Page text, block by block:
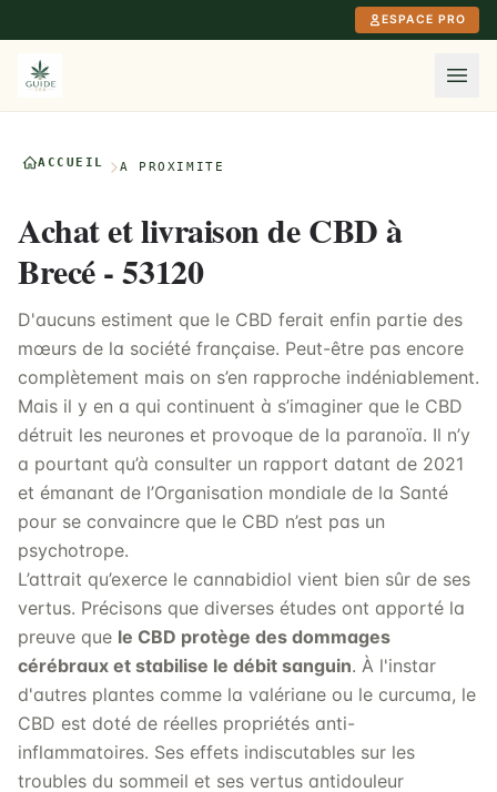
ESPACE PRO
ACCUEIL À PROXIMITÉ
Achat et livraison de CBD à
Brecé - 53120
D'aucuns estiment que le CBD ferait enfin partie des
mœurs de la société française. Peut-être pas encore
complètement mais on s’en rapproche indéniablement.
Mais il y en a qui continuent à s’imaginer que le CBD
détruit les neurones et provoque de la paranoïa. Il n’y
a pourtant qu’à consulter un rapport datant de 2021
et émanant de l’Organisation mondiale de la Santé
pour se convaincre que le CBD n’est pas un
psychotrope.
L’attrait qu’exerce le cannabidiol vient bien sûr de ses
vertus. Précisons que diverses études ont apporté la
preuve que le CBD protège des dommages
cérébraux et stabilise le débit sanguin. À l'instar
d'autres plantes comme la valériane ou le curcuma, le
CBD est doté de réelles propriétés anti-
inflammatoires. Ses effets indiscutables sur les
troubles du sommeil et ses vertus antidouleur